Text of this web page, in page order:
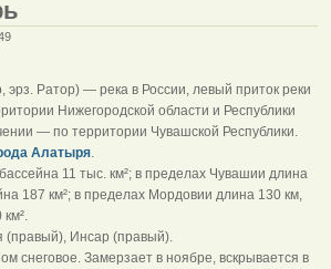
эрз. Ратор) — река в России, левый приток реки
Нижегородской области и Республики
— по территории Чувашской Республики.
Алатыря.
11 тыс. км²; в пределах Чувашии длина
187 км²; в пределах Мордовии длина 130 км,
(правый), Инсар (правый).
снеговое. Замерзает в ноябре, вскрывается в